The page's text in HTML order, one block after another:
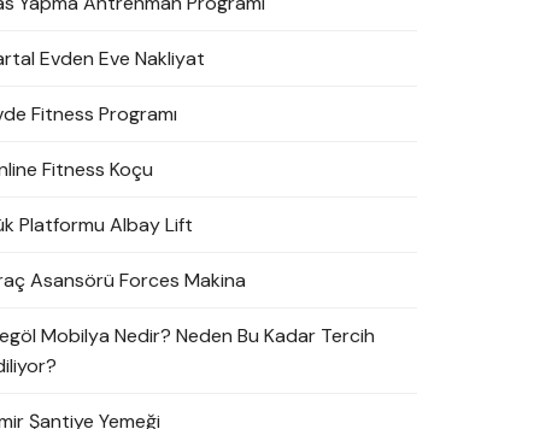
Evden Eve Nakliyat
Fitness Programı
Fitness Koçu
Platformu Albay Lift
Asansörü Forces Makina
Mobilya Nedir? Neden Bu Kadar Tercih
Şantiye Yemeği